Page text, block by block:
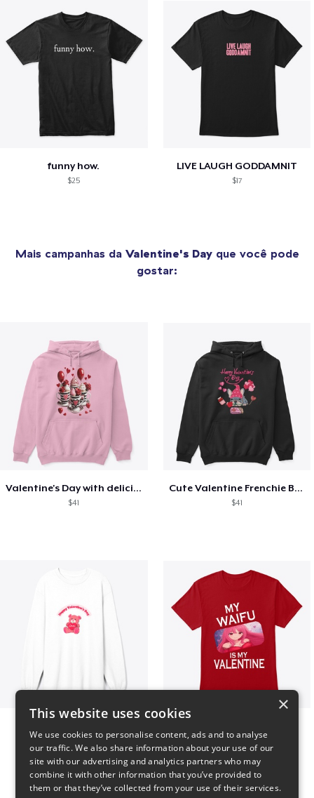
funny how.
$25
LIVE LAUGH GODDAMNIT
$17
Mais campanhas da Valentine's Dayque você pode
gostar:
Valentine's Day with delicious food
$41
Cute Valentine Frenchie Bulldog
$41
$37 $25
×
This website uses cookies
We use cookies to personalise content, ads and to analyse
our traffic. We also share information about your use of our
site with our advertising and analytics partners who may
combine it with other information that you’ve provided to
them or that they’ve collected from your use of their services.